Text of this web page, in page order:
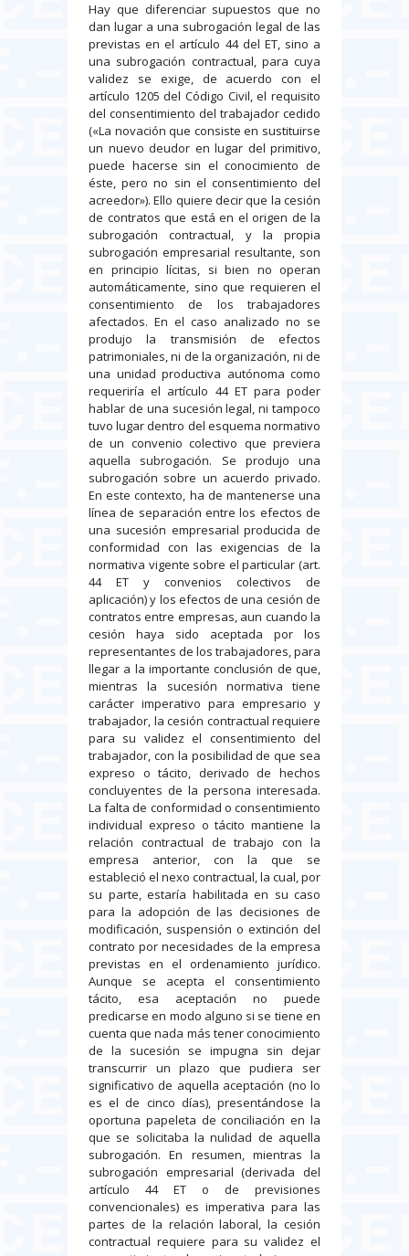
Hay que diferenciar supuestos que no
dan lugar a una subrogación legal de las
previstas en el artículo 44 del ET, sino a
una subrogación contractual, para cuya
validez se exige, de acuerdo con el
artículo 1205 del Código Civil, el requisito
del consentimiento del trabajador cedido
(«La novación que consiste en sustituirse
un nuevo deudor en lugar del primitivo,
puede hacerse sin el conocimiento de
éste, pero no sin el consentimiento del
acreedor»). Ello quiere decir que la cesión
de contratos que está en el origen de la
subrogación contractual, y la propia
subrogación empresarial resultante, son
en principio lícitas, si bien no operan
automáticamente, sino que requieren el
consentimiento de los trabajadores
afectados. En el caso analizado no se
produjo la transmisión de efectos
patrimoniales, ni de la organización, ni de
una unidad productiva autónoma como
requeriría el artículo 44 ET para poder
hablar de una sucesión legal, ni tampoco
tuvo lugar dentro del esquema normativo
de un convenio colectivo que previera
aquella subrogación. Se produjo una
subrogación sobre un acuerdo privado.
En este contexto, ha de mantenerse una
línea de separación entre los efectos de
una sucesión empresarial producida de
conformidad con las exigencias de la
normativa vigente sobre el particular (art.
44 ET y convenios colectivos de
aplicación) y los efectos de una cesión de
contratos entre empresas, aun cuando la
cesión haya sido aceptada por los
representantes de los trabajadores, para
llegar a la importante conclusión de que,
mientras la sucesión normativa tiene
carácter imperativo para empresario y
trabajador, la cesión contractual requiere
para su validez el consentimiento del
trabajador, con la posibilidad de que sea
expreso o tácito, derivado de hechos
concluyentes de la persona interesada.
La falta de conformidad o consentimiento
individual expreso o tácito mantiene la
relación contractual de trabajo con la
empresa anterior, con la que se
estableció el nexo contractual, la cual, por
su parte, estaría habilitada en su caso
para la adopción de las decisiones de
modificación, suspensión o extinción del
contrato por necesidades de la empresa
previstas en el ordenamiento jurídico.
Aunque se acepta el consentimiento
tácito, esa aceptación no puede
predicarse en modo alguno si se tiene en
cuenta que nada más tener conocimiento
de la sucesión se impugna sin dejar
transcurrir un plazo que pudiera ser
significativo de aquella aceptación (no lo
es el de cinco días), presentándose la
oportuna papeleta de conciliación en la
que se solicitaba la nulidad de aquella
subrogación. En resumen, mientras la
subrogación empresarial (derivada del
artículo 44 ET o de previsiones
convencionales) es imperativa para las
partes de la relación laboral, la cesión
contractual requiere para su validez el